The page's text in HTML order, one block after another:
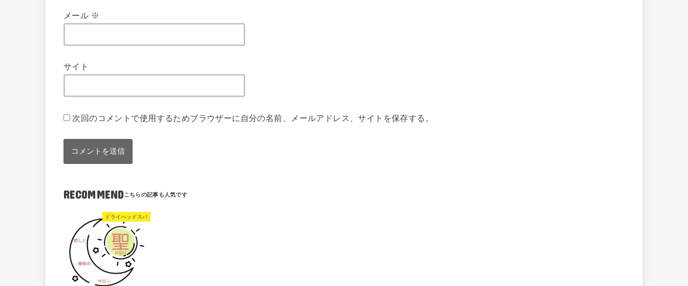
メール ※
サイト
次回のコメントで使用するためブラウザーに自分の名前、メールアドレス、サイトを保存する。
RECOMMEND
ドライヘッドスパ